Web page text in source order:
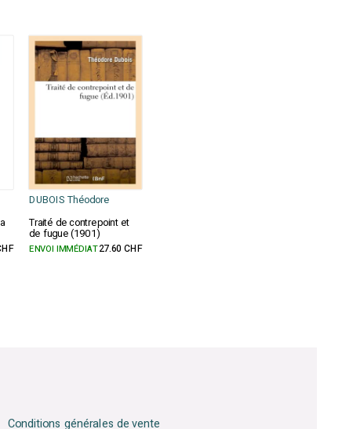
DUBOIS Théodore
Traité de contrepoint et
de fugue (1901)
ENVOI IMMÉDIAT27.60 CHF
Conditions générales de vente